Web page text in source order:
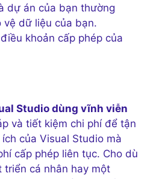
dự án của bạn thường
vệ dữ liệu của bạn.
khoản cấp phép của
Studio dùng vĩnh viễn
và tiết kiệm chi phí để tận
của Visual Studio mà
cấp phép liên tục. Cho dù
triển cá nhân hay một